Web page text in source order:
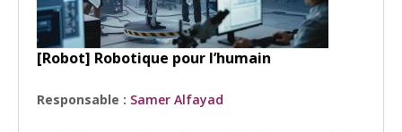
[Robot] Robotique pour l’humain
Responsable : Samer Alfayad